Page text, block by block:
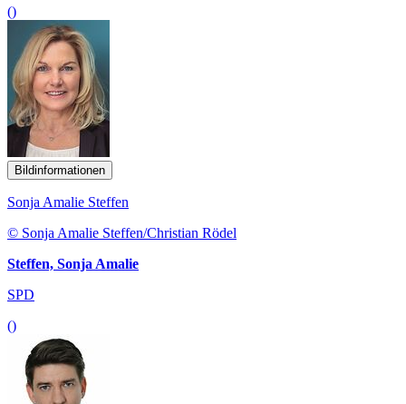
()
Bildinformationen
Sonja Amalie Steffen
© Sonja Amalie Steffen/Christian Rödel
Steffen, Sonja Amalie
SPD
()